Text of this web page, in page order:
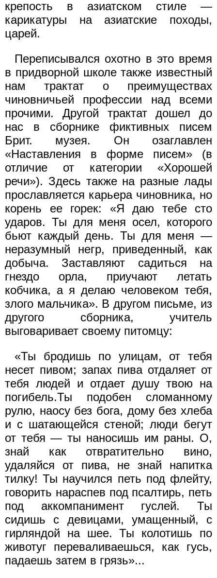
крепость в азиатском стиле —
карикатуры на азиатские походы,
царей.
Переписывался охотно в это время
в придворной школе также известный
нам трактат о преимуществах
чиновничьей профессии над всеми
прочими. Другой трактат дошел до
нас в сборнике фиктивных писем
Брит. музея. Он озаглавлен
«Наставления в форме писем» (в
отличие от категории «Хорошей
речи»). Здесь также на разные лады
прославляется карьера чиновника, но
корень ее горек: «Я даю тебе сто
ударов. Ты для меня осел, которого
бьют каждый день. Ты для меня —
неразумный негр, приведенный, как
добыча. Заставляют садиться на
гнездо орла, приучают летать
кобчика, а я делаю человеком тебя,
злого мальчика». В другом письме, из
другого сборника, учитель
выговаривает своему питомцу:
«Ты бродишь по улицам, от тебя
несет пивом; запах пива отдаляет от
тебя людей и отдает душу твою на
погибель.Ты подобен сломанному
рулю, наосу без бога, дому без хлеба
и с шатающейся стеной; люди бегут
от тебя — ты наносишь им раны. О,
знай как отвратительно вино,
удаляйся от пива, не знай напитка
тилку! Ты научился петь под флейту,
говорить нараспев под псалтирь, петь
под аккомпанимент гуслей. Ты
сидишь с девицами, умащенный, с
гирляндой на шее. Ты колотишь по
животуг переваливаешься, как гусь,
падаешь затем в грязь»...